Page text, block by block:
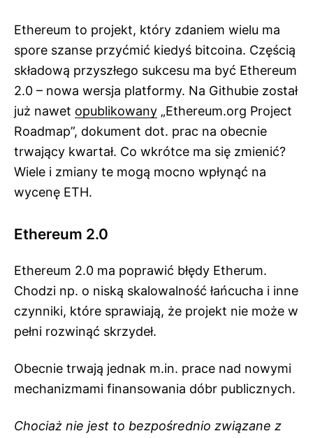
Ethereum to projekt, który zdaniem wielu ma
spore szanse przyćmić kiedyś bitcoina. Częścią
składową przyszłego sukcesu ma być Ethereum
2.0 – nowa wersja platformy. Na Githubie został
już nawet opublikowany „Ethereum.org Project
Roadmap”, dokument dot. prac na obecnie
trwający kwartał. Co wkrótce ma się zmienić?
Wiele i zmiany te mogą mocno wpłynąć na
wycenę ETH.
Ethereum 2.0
Ethereum 2.0 ma poprawić błędy Etherum.
Chodzi np. o niską skalowalność łańcucha i inne
czynniki, które sprawiają, że projekt nie może w
pełni rozwinąć skrzydeł.
Obecnie trwają jednak m.in. prace nad nowymi
mechanizmami finansowania dóbr publicznych.
Chociaż nie jest to bezpośrednio związane z